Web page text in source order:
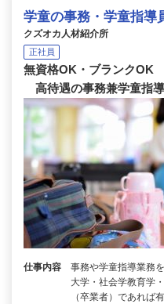
学童の事務・学童指導
クズオカ人材紹介所
正社員
無資格OK・ブランクOK
高待遇の事務兼学童指
仕事内容
事務や学童指導業務
大学・社会学教育学
（卒業者）であれば